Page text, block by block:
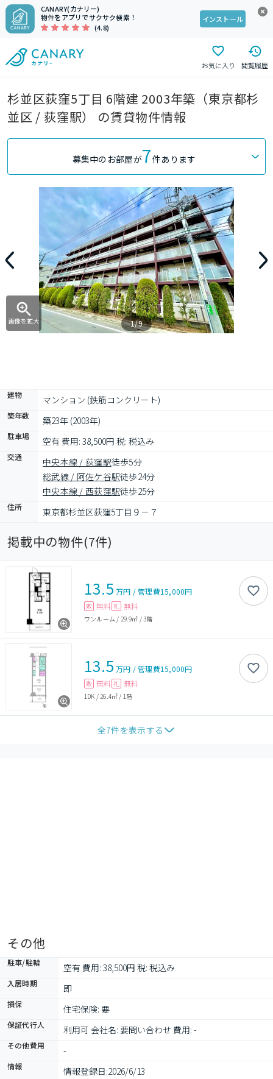
CANARY(カナリー)
物件をアプリでサクサク検索！
(4.8)
インストール
お気に入り 閲覧履歴
杉並区荻窪5丁目 6階建 2003年築（東京都杉
並区 / 荻窪駅） の賃貸物件情報
募集中のお部屋が7件あります
画像を拡大 1/9
建物 マンション (鉄筋コンクリート)
築年数 築23年 (2003年)
駐車場 空有 費用: 38,500円 税: 税込み
交通 中央本線 / 荻窪駅徒歩5分
総武線 / 阿佐ケ谷駅徒歩24分
中央本線 / 西荻窪駅徒歩25分
住所 東京都杉並区荻窪5丁目９－７
掲載中の物件(7件)
13.5 万円 /管理費15,000円
敷 無料 礼 無料
ワンルーム / 29.9㎡ /3階
13.5 万円 /管理費15,000円
敷 無料 礼 無料
1DK / 26.4㎡ / 1階
全7件を表示する
その他
駐車/駐輪 空有 費用: 38,500円 税: 税込み
入居時期 即
損保 住宅保険: 要
保証代行人 利用可 会社名: 要問い合わせ 費用: -
その他費用 -
情報 情報登録日:2026/6/13